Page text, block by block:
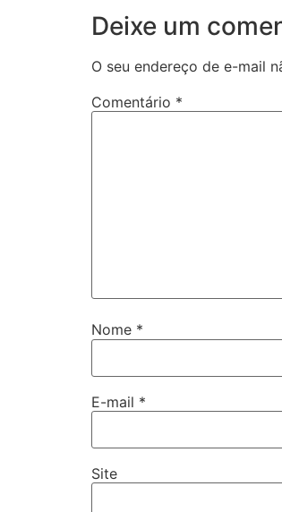
Deixe um
O seu endereço de e-mail
Comentário *
Nome *
E-mail *
Site